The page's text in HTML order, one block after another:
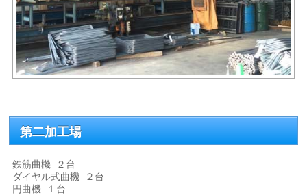
第二加工場
鉄筋曲機 ２台
ダイヤル式曲機 ２台
円曲機 １台